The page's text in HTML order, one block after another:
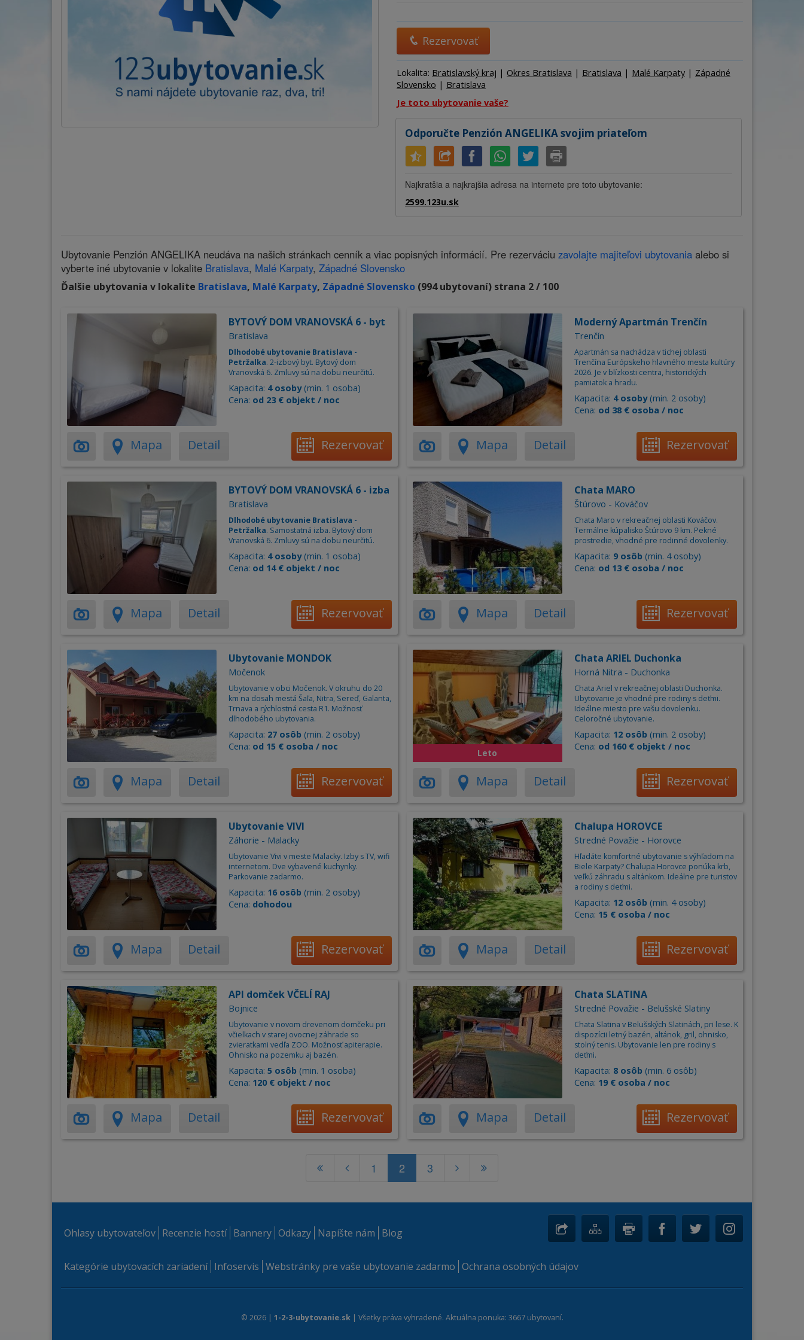
Hotel
Rezervovať
Lokalita: Bratislavský kraj | Okres Bratislava | Bratislava | Malé Karpaty | Západné
Slovensko | Bratislava
Je toto ubytovanie vaše?
Odporučte Penzión ANGELIKA svojim priateľom
Najkratšia a najkrajšia adresa na internete pre toto ubytovanie:
2599.123u.sk
Ubytovanie Penzión ANGELIKA neudáva na našich stránkach cenník a viac popisných informácií. Pre rezerváciu zavolajte majiteľovi ubytovania alebo si
vyberte iné ubytovanie v lokalite Bratislava, Malé Karpaty, Západné Slovensko
Ďalšie ubytovania v lokalite Bratislava, Malé Karpaty, Západné Slovensko (994 ubytovaní) strana 2 / 100
BYTOVÝ DOM VRANOVSKÁ 6 - byt
Bratislava
Dlhodobé ubytovanie Bratislava -
Petržalka. 2-izbový byt. Bytový dom
Vranovská 6. Zmluvy sú na dobu neurčitú.
Kapacita: 4 osoby(min. 1 osoba)
Cena: od 23 € objekt / noc
Mapa Detail Rezervovať
Moderný Apartmán Trenčín
Trenčín
Apartmán sa nachádza v tichej oblasti
Trenčína Európskeho hlavného mesta kultúry
2026. Je v blízkosti centra, historických
pamiatok a hradu.
Kapacita: 4 osoby(min. 2 osoby)
Cena: od 38 € osoba / noc
Mapa Detail Rezervovať
BYTOVÝ DOM VRANOVSKÁ 6 - izba
Bratislava
Dlhodobé ubytovanie Bratislava -
Petržalka. Samostatná izba. Bytový dom
Vranovská 6. Zmluvy sú na dobu neurčitú.
Kapacita: 4 osoby(min. 1 osoba)
Cena: od 14 € objekt / noc
Mapa Detail Rezervovať
Chata MARO
Štúrovo - Kováčov
Chata Maro v rekreačnej oblasti Kováčov.
Termálne kúpalisko Štúrovo 9 km. Pekné
prostredie, vhodné pre rodinné dovolenky.
Kapacita: 9 osôb (min. 4 osoby)
Cena: od 13 € osoba / noc
Mapa Detail Rezervovať
Ubytovanie MONDOK
Močenok
Ubytovanie v obci Močenok. V okruhu do 20
km na dosah mestá Šaľa, Nitra, Sereď, Galanta,
Trnava a rýchlostná cesta R1. Možnosť
dlhodobého ubytovania.
Kapacita: 27 osôb (min. 2 osoby)
Cena: od 15 € osoba / noc
Mapa Detail Rezervovať
Leto
Chata ARIEL Duchonka
Horná Nitra - Duchonka
Chata Ariel v rekreačnej oblasti Duchonka.
Ubytovanie je vhodné pre rodiny s deťmi.
Ideálne miesto pre vašu dovolenku.
Celoročné ubytovanie.
Kapacita: 12 osôb (min. 2 osoby)
Cena: od 160 € objekt / noc
Mapa Detail Rezervovať
Ubytovanie VIVI
Záhorie - Malacky
Ubytovanie Vivi v meste Malacky. Izby s TV, wifi
internetom. Dve vybavené kuchynky.
Parkovanie zadarmo.
Kapacita: 16 osôb (min. 2 osoby)
Cena: dohodou
Mapa Detail Rezervovať
Chalupa HOROVCE
Stredné Považie - Horovce
Hľadáte komfortné ubytovanie s výhľadom na
Biele Karpaty? Chalupa Horovce ponúka krb,
veľkú záhradu s altánkom. Ideálne pre turistov
a rodiny s deťmi.
Kapacita: 12 osôb (min. 4 osoby)
Cena: 15 € osoba / noc
Mapa Detail Rezervovať
API domček VČELÍ RAJ
Bojnice
Ubytovanie v novom drevenom domčeku pri
včielkach v starej ovocnej záhrade so
zvieratkami vedľa ZOO. Možnosť apiterapie.
Ohnisko na pozemku aj bazén.
Kapacita: 5 osôb (min. 1 osoba)
Cena: 120 € objekt / noc
Mapa Detail Rezervovať
Chata SLATINA
Stredné Považie - Belušské Slatiny
Chata Slatina v Belušských Slatinách, pri lese. K
dispozícii letný bazén, altánok, gril, ohnisko,
stolný tenis. Ubytovanie len pre rodiny s
deťmi.
Kapacita: 8 osôb (min. 6 osôb)
Cena: 19 € osoba / noc
Mapa Detail Rezervovať
1 2 3
Ohlasy ubytovateľov Recenzie hostí Bannery Odkazy Napíšte nám Blog
Kategórie ubytovacích zariadení Infoservis Webstránky pre vaše ubytovanie zadarmo Ochrana osobných údajov
© 2026 | 1-2-3-ubytovanie.sk| Všetky práva vyhradené. Aktuálna ponuka: 3667 ubytovaní.